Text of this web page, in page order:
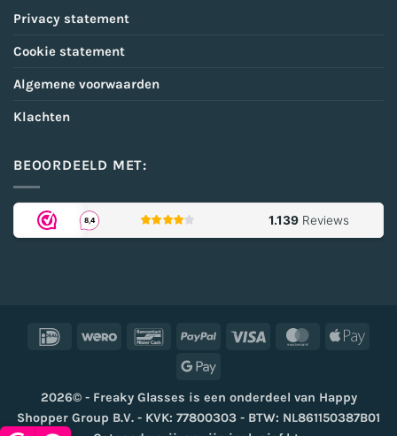
Privacy statement
Cookie statement
Algemene voorwaarden
Klachten
BEOORDEELD MET:
IDeal Wero BancontactPayPal Visa MasterCard
Google
2026© - Freaky Glasses is een onderdeel van Happy
Shopper Group B.V. - KVK: 77800303 - BTW: NL861150387B01